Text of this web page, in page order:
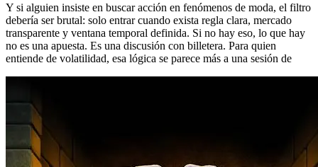
Y si alguien insiste en buscar acción en fenómenos de moda, el filtro
debería ser brutal: solo entrar cuando exista regla clara, mercado
transparente y ventana temporal definida. Si no hay eso, lo que hay
no es una apuesta. Es una discusión con billetera. Para quien
entiende de volatilidad, esa lógica se parece más a una sesión de